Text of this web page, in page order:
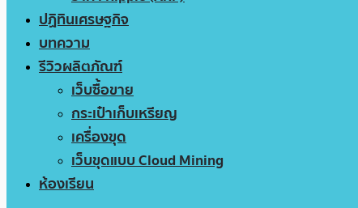
ปฏิทินเศรษฐกิจ
บทความ
รีวิวผลิตภัณฑ์
เว็บซื้อขาย
กระเป๋าเก็บเหรียญ
เครื่องขุด
เว็บขุดแบบ Cloud Mining
ห้องเรียน